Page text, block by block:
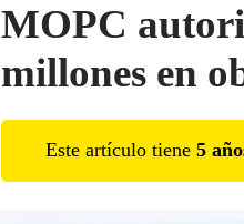
MOPC
millones en
Este artículo tiene 5 año